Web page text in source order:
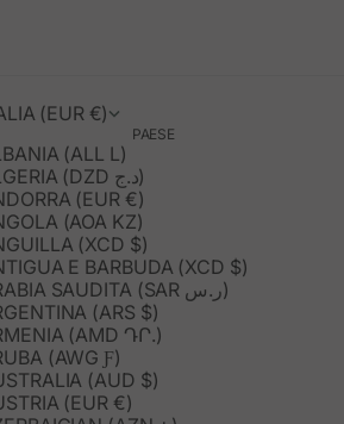
(EUR €)
PAESE
(ALL L)
ALGERIA (DZD د.ج)
(EUR €)
(AOA KZ)
(XCD $)
E BARBUDA (XCD $)
ARABIA SAUDITA (SAR ر.س)
(ARS $)
(AMD ԴՐ.)
(AWG Ƒ)
(AUD $)
(EUR €)